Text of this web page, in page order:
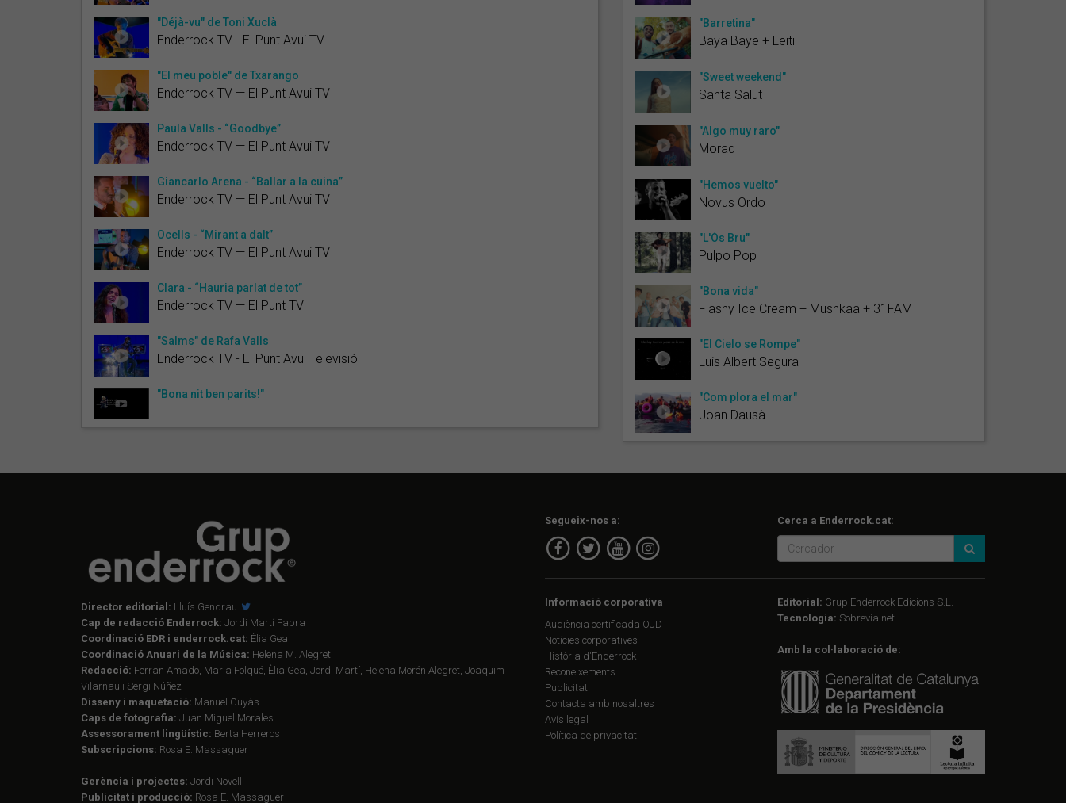
"Déjà-vu" de Toni Xuclà
Enderrock TV - El Punt Avui TV
"El meu poble" de Txarango
Enderrock TV — El Punt Avui TV
Paula Valls - “Goodbye”
Enderrock TV — El Punt Avui TV
Giancarlo Arena - “Ballar a la cuina”
Enderrock TV — El Punt Avui TV
Ocells - “Mirant a dalt”
Enderrock TV — El Punt Avui TV
Clara - “Hauria parlat de tot”
Enderrock TV — El Punt TV
"Salms" de Rafa Valls
Enderrock TV - El Punt Avui Televisió
"Bona nit ben parits!"
"Barretina"
Baya Baye + Leïti
"Sweet weekend"
Santa Salut
"Algo muy raro"
Morad
"Hemos vuelto"
Novus Ordo
"L'Ós Bru"
Pulpo Pop
"Bona vida"
Flashy Ice Cream + Mushkaa + 31FAM
"El Cielo se Rompe"
Luis Albert Segura
"Com plora el mar"
Joan Dausà
Director editorial: Lluís Gendrau
Cap de redacció Enderrock: Jordi Martí Fabra
Coordinació EDR i enderrock.cat: Èlia Gea
Coordinació Anuari de la Música: Helena M. Alegret
Redacció: Ferran Amado, Maria Folqué, Èlia Gea, Jordi Martí, Helena Morén Alegret, Joaquim
Vilarnau i Sergi Núñez
Disseny i maquetació: Manuel Cuyàs
Caps de fotografia: Juan Miguel Morales
Assessorament lingüístic: Berta Herreros
Subscripcions: Rosa E. Massaguer
Gerència i projectes: Jordi Novell
Publicitat i producció: Rosa E. Massaguer
Segueix-nos a: Cerca a Enderrock.cat:
Informació corporativa
Audiència certificada OJD
Notícies corporatives
Història d'Enderrock
Reconeixements
Publicitat
Contacta amb nosaltres
Avís legal
Política de privacitat
Editorial: Grup Enderrock Edicions S.L.
Tecnologia: Sobrevia.net
Amb la col·laboració de: